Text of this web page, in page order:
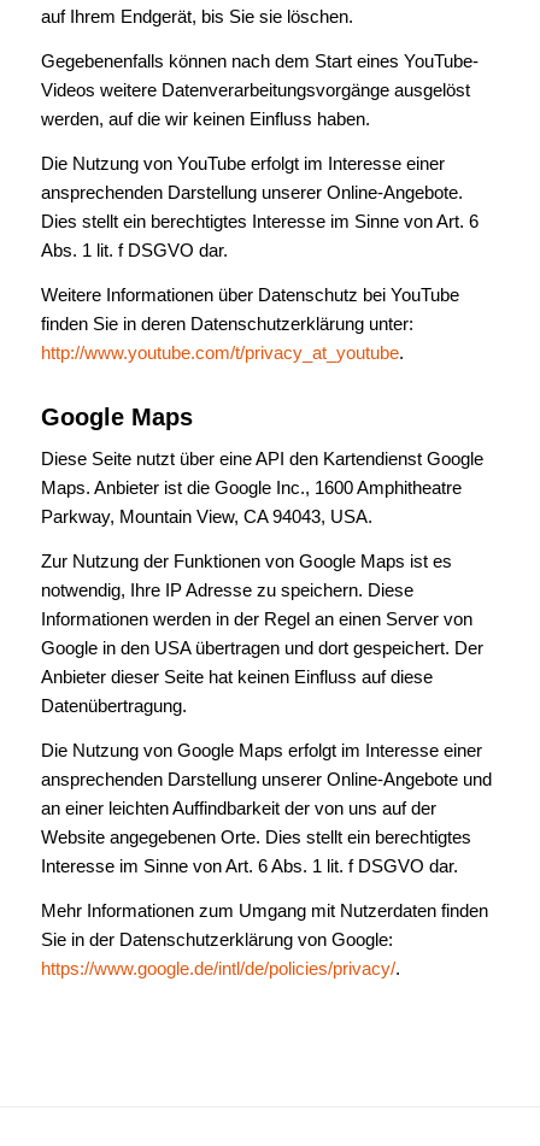
auf Ihrem Endgerät, bis Sie sie löschen.
Gegebenenfalls können nach dem Start eines YouTube-
Videos weitere Datenverarbeitungsvorgänge ausgelöst
werden, auf die wir keinen Einfluss haben.
Die Nutzung von YouTube erfolgt im Interesse einer
ansprechenden Darstellung unserer Online-Angebote.
Dies stellt ein berechtigtes Interesse im Sinne von Art. 6
Abs. 1 lit. f DSGVO dar.
Weitere Informationen über Datenschutz bei YouTube
finden Sie in deren Datenschutzerklärung unter:
http://www.youtube.com/t/privacy_at_youtube.
Google Maps
Diese Seite nutzt über eine API den Kartendienst Google
Maps. Anbieter ist die Google Inc., 1600 Amphitheatre
Parkway, Mountain View, CA 94043, USA.
Zur Nutzung der Funktionen von Google Maps ist es
notwendig, Ihre IP Adresse zu speichern. Diese
Informationen werden in der Regel an einen Server von
Google in den USA übertragen und dort gespeichert. Der
Anbieter dieser Seite hat keinen Einfluss auf diese
Datenübertragung.
Die Nutzung von Google Maps erfolgt im Interesse einer
ansprechenden Darstellung unserer Online-Angebote und
an einer leichten Auffindbarkeit der von uns auf der
Website angegebenen Orte. Dies stellt ein berechtigtes
Interesse im Sinne von Art. 6 Abs. 1 lit. f DSGVO dar.
Mehr Informationen zum Umgang mit Nutzerdaten finden
Sie in der Datenschutzerklärung von Google:
https://www.google.de/intl/de/policies/privacy/.